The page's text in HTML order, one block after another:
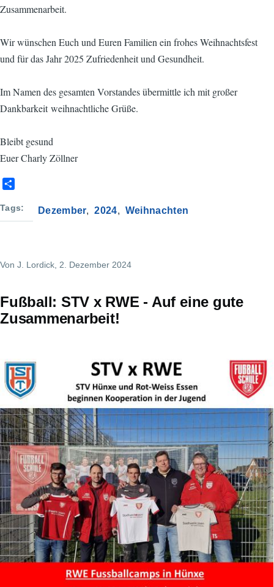
Zusammenarbeit.
Wir wünschen Euch und Euren Familien ein frohes Weihnachtsfest
und für das Jahr 2025 Zufriedenheit und Gesundheit.
Im Namen des gesamten Vorstandes übermittle ich mit großer
Dankbarkeit weihnachtliche Grüße.
Bleibt gesund
Euer Charly Zöllner
a
Tags Dezember 2024 Weihnachten
Von J. Lordick , 2. Dezember 2024
Fußball: STV x RWE - Auf eine gute
Zusammenarbeit!